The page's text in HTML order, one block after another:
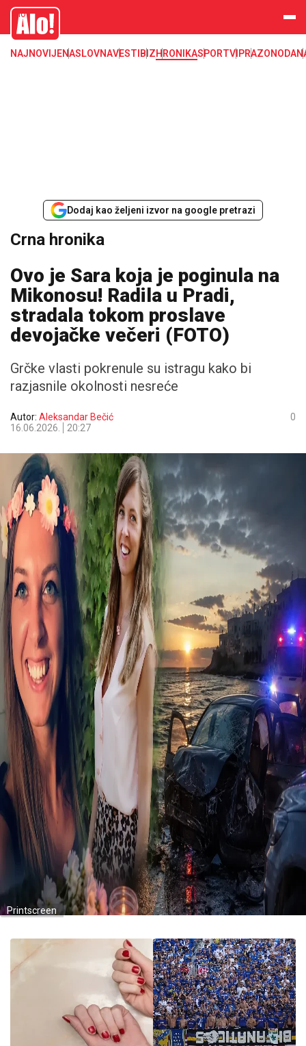
Crna hronika, smrt, ubistvo, likvidacija, krađa, pljačka, hapšenje, policija,
poginuli, zaplena, carina
Alo
NAJNOVIJENASLOVNAVESTI BIZHRONIKASPORTVIPRAZONODA
Dodaj kao željeni izvor na google pretrazi
Crna hronika
Ovo je Sara koja je poginula na
Mikonosu! Radila u Pradi,
stradala tokom proslave
devojačke večeri (FOTO)
Grčke vlasti pokrenule su istragu kako bi
razjasnile okolnosti nesreće
Autor: Aleksandar Bečić
16.06.2026.
20:27
0
Printscreen